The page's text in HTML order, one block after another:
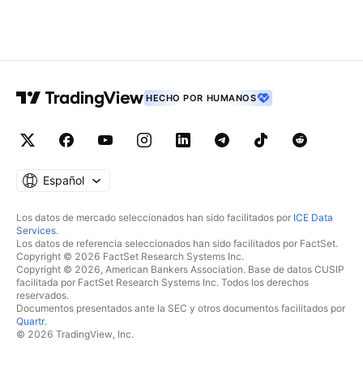
HECHO POR HUMANOS
Español
Los datos de mercado seleccionados han sido facilitados por ICE Data
Services.
Los datos de referencia seleccionados han sido facilitados por FactSet.
Copyright © 2026 FactSet Research Systems Inc.
Copyright © 2026, American Bankers Association. Base de datos CUSIP
facilitada por FactSet Research Systems Inc. Todos los derechos
reservados.
Documentos presentados ante la SEC y otros documentos facilitados por
Quartr.
© 2026 TradingView, Inc.